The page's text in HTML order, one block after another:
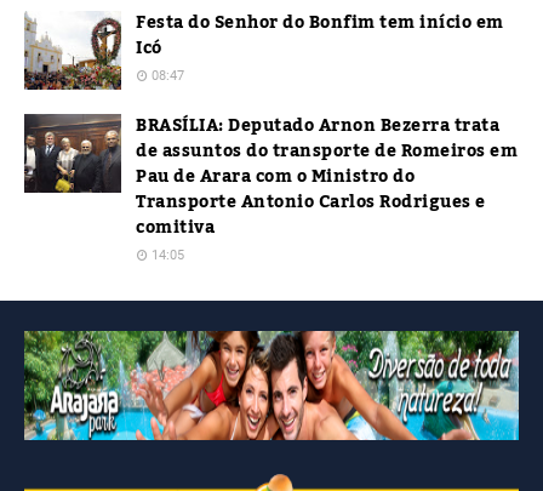
Festa do Senhor do Bonfim tem início em
Icó
08:47
BRASÍLIA: Deputado Arnon Bezerra trata
de assuntos do transporte de Romeiros em
Pau de Arara com o Ministro do
Transporte Antonio Carlos Rodrigues e
comitiva
14:05